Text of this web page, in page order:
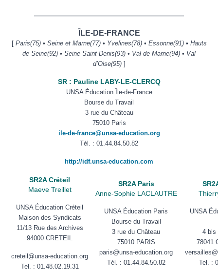
——————————————————————
ÎLE-DE-FRANCE
[ Paris(75) • Seine et Marne(77) • Yvelines(78) • Essonne(91) • Hauts
de Seine(92) • Seine Saint-Denis(93) • Val de Marne(94) • Val
d’Oise(95)]
SR : Pauline LABY-LE-CLERCQ
UNSA Éducation Île-de-France
Bourse du Travail
3 rue du Château
75010 Paris
ile-de-france@unsa-education.org
Tél. : 01.44.84.50.82
http://idf.unsa-education.com
SR2A Créteil
Maeve Treillet
UNSA Éducation Créteil
Maison des Syndicats
11/13 Rue des Archives
94000 CRETEIL
creteil@unsa-education.org
Tel. : 01.48.02.19.31
SR2A Paris
Anne-Sophie LACLAUTRE
UNSA Éducation Paris
Bourse du Travail
3 rue du Château
75010 PARIS
paris@unsa-education.org
Tél. : 01.44.84.50.82
UNSA
4 bis
78041
Tel. :